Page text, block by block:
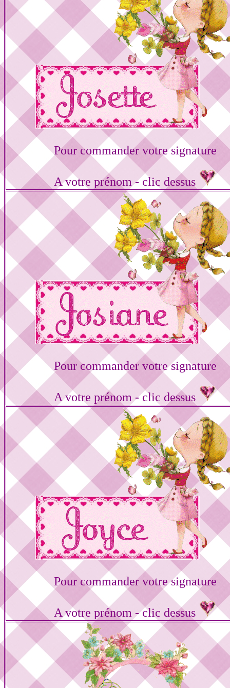
Pour commander votre signature
A votre prénom - clic dessus
Pour commander votre signature
A votre prénom - clic dessus
Pour commander votre signature
A votre prénom - clic dessus